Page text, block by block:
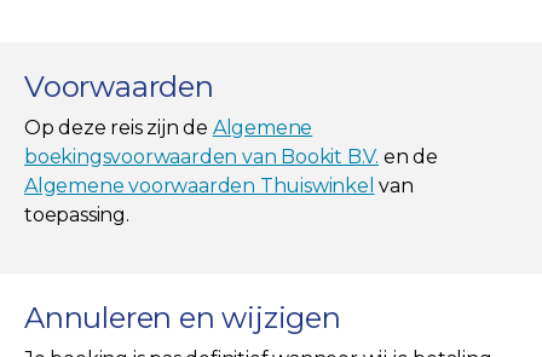
Voorwaarden
Op deze reis zijn de Algemene
boekingsvoorwaarden van Bookit B.V. en de
Algemene voorwaarden Thuiswinkel van
toepassing.
Annuleren en wijzigen